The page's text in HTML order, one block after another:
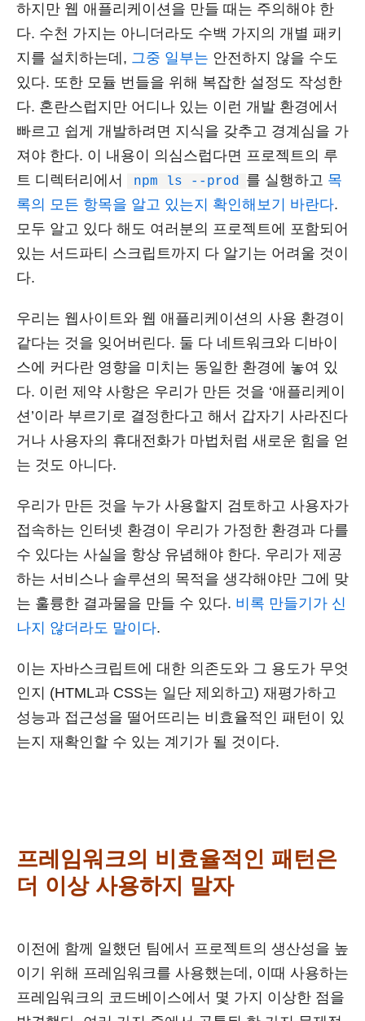
하지만 웹 애플리케이션을 만들 때는 주의해야 한
다. 수천 가지는 아니더라도 수백 가지의 개별 패키
지를 설치하는데, 그중 일부는 안전하지 않을 수도
있다. 또한 모듈 번들을 위해 복잡한 설정도 작성한
다. 혼란스럽지만 어디나 있는 이런 개발 환경에서
빠르고 쉽게 개발하려면 지식을 갖추고 경계심을 가
져야 한다. 이 내용이 의심스럽다면 프로젝트의 루
트 디렉터리에서
npm ls --prod 를 실행하고 목
록의 모든 항목을 알고 있는지 확인해보기 바란다.
모두 알고 있다 해도 여러분의 프로젝트에 포함되어
있는 서드파티 스크립트까지 다 알기는 어려울 것이
다.
우리는 웹사이트와 웹 애플리케이션의 사용 환경이
같다는 것을 잊어버린다. 둘 다 네트워크와 디바이
스에 커다란 영향을 미치는 동일한 환경에 놓여 있
다. 이런 제약 사항은 우리가 만든 것을 ‘애플리케이
션’이라 부르기로 결정한다고 해서 갑자기 사라진다
거나 사용자의 휴대전화가 마법처럼 새로운 힘을 얻
는 것도 아니다.
우리가 만든 것을 누가 사용할지 검토하고 사용자가
접속하는 인터넷 환경이 우리가 가정한 환경과 다를
수 있다는 사실을 항상 유념해야 한다. 우리가 제공
하는 서비스나 솔루션의 목적을 생각해야만 그에 맞
는 훌륭한 결과물을 만들 수 있다. 비록 만들기가 신
나지 않더라도 말이다.
이는 자바스크립트에 대한 의존도와 그 용도가 무엇
인지 (HTML과 CSS는 일단 제외하고) 재평가하고
성능과 접근성을 떨어뜨리는 비효율적인 패턴이 있
는지 재확인할 수 있는 계기가 될 것이다.
프레임워크의 비효율적인 패턴은
더 이상 사용하지 말자
이전에 함께 일했던 팀에서 프로젝트의 생산성을 높
이기 위해 프레임워크를 사용했는데, 이때 사용하는
프레임워크의 코드베이스에서 몇 가지 이상한 점을